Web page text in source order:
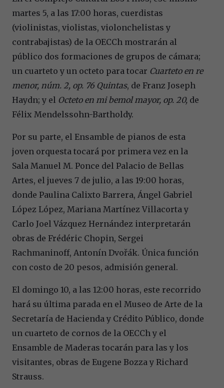
martes 5, a las 17:00 horas, cuerdistas
(violinistas, violistas, violonchelistas y
contrabajistas) de la OECCh mostrarán al
público dos formaciones de grupos de cámara;
un cuarteto y un octeto para tocar Cuarteto en re
menor, núm. 2, op. 76 Quintas, de Franz Joseph
Haydn; y el Octeto en mi bemol mayor, op. 20, de
Félix Mendelssohn-Bartholdy.
Por su parte, el Ensamble de pianos de esta
joven orquesta tocará por primera vez en la
Sala Manuel M. Ponce del Palacio de Bellas
Artes, el jueves 7 de julio, a las 19:00 horas,
donde Paulina Calixto Barrera, Ángel Gabriel
López López, Mariana Martínez Villacorta y
Carlo Joel Vázquez Hernández interpretarán
obras de Frédéric Chopin, Sergei
Rachmaninoff, Antonín Dvořák. Única función
con costo de 20 pesos, admisión general.
El domingo 10, a las 12:00 horas, este recorrido
hará su última parada en el Museo de Arte de la
Secretaría de Hacienda y Crédito Público, donde
un cuarteto de cornos de la OECCh y el
Ensamble de Maderas tocarán para las y los
visitantes, obras de Eugene Bozza y Richard
Strauss.